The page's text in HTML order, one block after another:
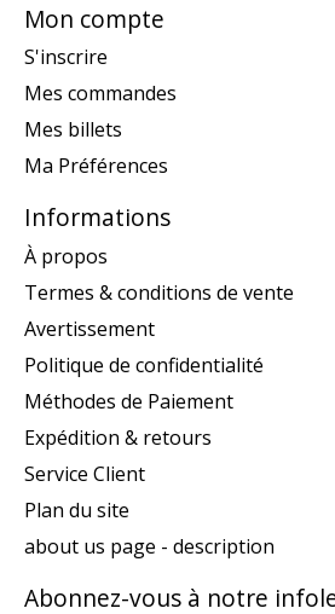
Mon compte
S'inscrire
Mes commandes
Mes billets
Ma Préférences
Informations
À propos
Termes & conditions de vente
Avertissement
Politique de confidentialité
Méthodes de Paiement
Expédition & retours
Service Client
Plan du site
about us page - description
Abonnez-vous à notre